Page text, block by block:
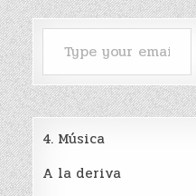
Type your email…
4. Música
A la deriva